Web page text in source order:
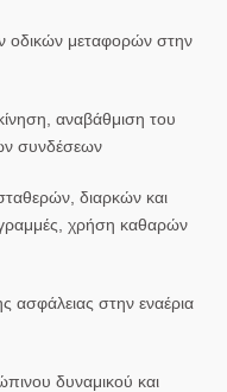
μεταφορών στην
αναβάθμιση του
συνδέσεων
διαρκών και
γραμμές, χρήση καθαρών
ασφάλειας στην εναέρια
δυναμικού και